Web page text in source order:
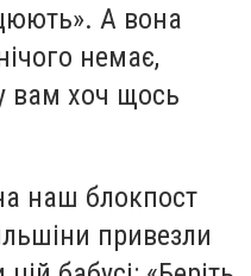
А вона
немає,
вам хоч щось
наш блокпост
привезли